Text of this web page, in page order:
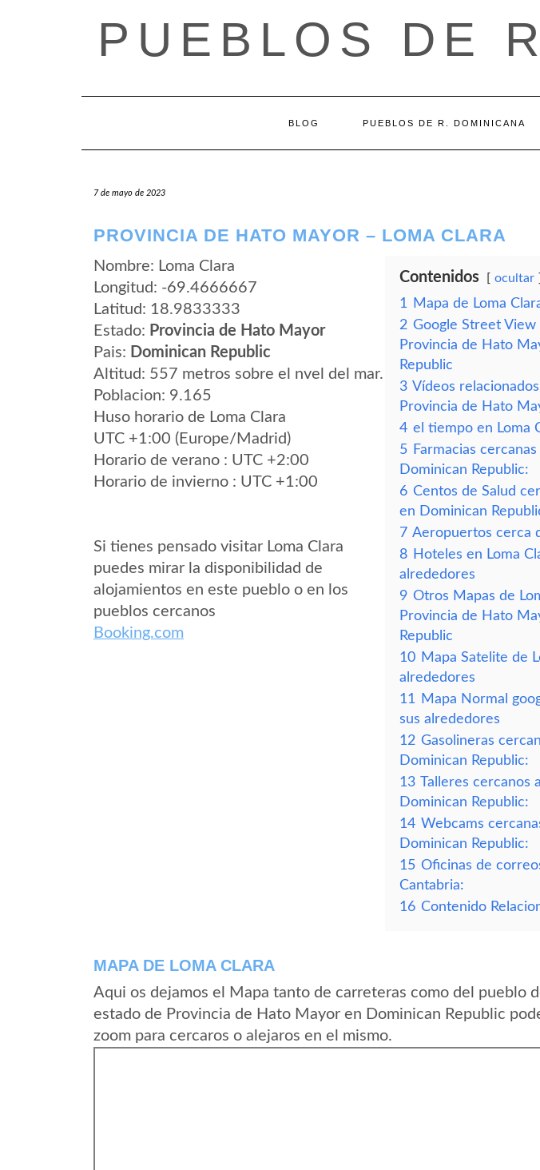
PUEBLOS DE
BLOG PUEBLOS DE R. DOMINICANA
7 de mayo de 2023
PROVINCIA DE HATO MAYOR – LOMA CLARA
Nombre: Loma Clara
Longitud: -69.4666667
Latitud: 18.9833333
Estado: Provincia de Hato Mayor
Pais: Dominican Republic
Altitud: 557 metros sobre el nvel del mar.
Poblacion: 9.165
Huso horario de Loma Clara
UTC +1:00 (Europe/Madrid)
Horario de verano : UTC +2:00
Horario de invierno : UTC +1:00
Si tienes pensado visitar Loma Clara
puedes mirar la disponibilidad de
alojamientos en este pueblo o en los
pueblos cercanos
Booking.com
Contenidos ocultar
1
Mapa de Loma
2 Google Street View
Provincia de Hato
Republic
3 Vídeos
Provincia de Hato
4 el tiempo en Loma
5 Farmacias
Dominican Republic:
6 Centos de Salud
en Dominican
7 Aeropuertos cerca
8 Hoteles en Loma
alrededores
9 Otros Mapas de
Provincia de Hato
Republic
10 Mapa Satelite de
alrededores
11
Mapa Normal
sus alrededores
12 Gasolineras
Dominican Republic:
13 Talleres cercanos
Dominican Republic:
14 Webcams
Dominican Republic:
15 Oficinas de
Cantabria:
16 Contenido
MAPA DE LOMA CLARA
Aqui os dejamos el Mapa tanto de carreteras como del pueblo
estado de Provincia de Hato Mayor en Dominican Republic
zoom para cercaros o alejaros en el mismo.